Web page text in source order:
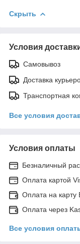
Скрыть
Условия
Самовывоз
Доставка
Транспортная
Все условия
Условия оплаты
Безналичный
Оплата картой
Оплата на
Оплата через
Все условия